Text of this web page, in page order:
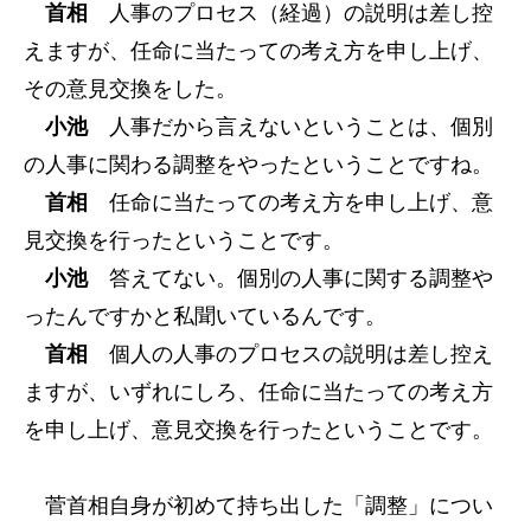
首相
人事のプロセス（経過）の説明は差し控
えますが、任命に当たっての考え方を申し上げ、
その意見交換をした。
小池人事だから言えないということは、個別
の人事に関わる調整をやったということですね。
首相
任命に当たっての考え方を申し上げ、意
見交換を行ったということです。
小池答えてない。個別の人事に関する調整や
ったんですかと私聞いているんです。
首相
個人の人事のプロセスの説明は差し控え
ますが、いずれにしろ、任命に当たっての考え方
を申し上げ、意見交換を行ったということです。
菅首相自身が初めて持ち出した「調整」につい